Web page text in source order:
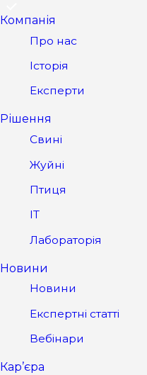
Компанія
Про нас
Історія
Експерти
Рішення
Свині
Жуйні
Птиця
IT
Лабораторія
Новини
Новини
Експертні статті
Вебінари
Кар’єра